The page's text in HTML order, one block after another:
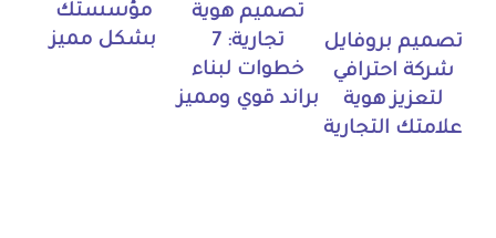
تصميم بروفايل
شركة احترافي
لتعزيز هوية
علامتك التجارية
تصميم هوية
تجارية: 7
خطوات لبناء
براند قوي ومميز
مؤسستك
بشكل مميز